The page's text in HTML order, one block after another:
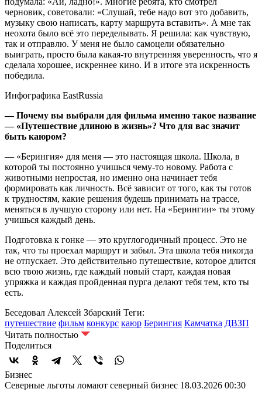
черновик, советовали: «Слушай, тебе надо вот это добавить,
музыку свою написать, карту маршрута вставить». А мне так
неохота было всё это переделывать. Я решила: как чувствую,
так и отправлю. У меня не было самоцели обязательно
выиграть, просто была какая-то внутренняя уверенность, что я
сделала хорошее, искреннее кино. И в итоге эта искренность
победила.
Инфографика EastRussia
— Почему вы выбрали для фильма именно такое название
— «Путешествие длиною в жизнь»? Что для вас значит
быть каюром?
— «Берингия» для меня — это настоящая школа. Школа, в
которой ты постоянно учишься чему-то новому. Работа с
животными непростая, но именно она начинает тебя
формировать как личность. Всё зависит от того, как ты готов
к трудностям, какие решения будешь принимать на трассе,
меняться в лучшую сторону или нет. На «Берингии» ты этому
учишься каждый день.
Подготовка к гонке — это круглогодичный процесс. Это не
так, что ты проехал маршрут и забыл. Эта школа тебя никогда
не отпускает. Это действительно путешествие, которое длится
всю твою жизнь, где каждый новый старт, каждая новая
упряжка и каждая пройденная пурга делают тебя тем, кто ты
есть.
Беседовал Алексей Збарский Теги:
путешествие фильм конкурс каюр Берингия Камчатка ДВЗП
Читать полностью
Поделиться
Бизнес
Северные льготы ломают северный бизнес 18.03.2026 00:30